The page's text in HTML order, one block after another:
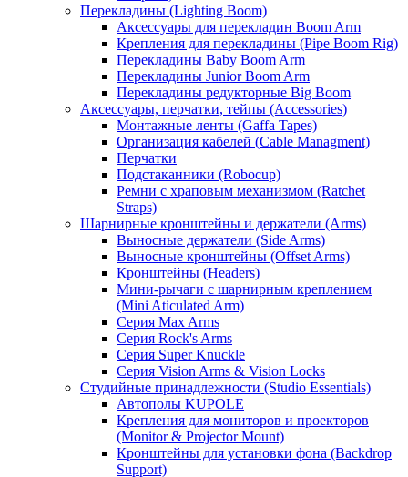
Перекладины (Lighting Boom)
Аксессуары для перекладин Boom Arm
Крепления для перекладины (Pipe Boom Rig)
Перекладины Baby Boom Arm
Перекладины Junior Boom Arm
Перекладины редукторные Big Boom
Аксессуары, перчатки, тейпы (Accessories)
Монтажные ленты (Gaffa Tapes)
Организация кабелей (Cable Managment)
Перчатки
Подстаканники (Robocup)
Ремни с храповым механизмом (Ratchet
Straps)
Шарнирные кронштейны и держатели (Arms)
Выносные держатели (Side Arms)
Выносные кронштейны (Offset Arms)
Кронштейны (Headers)
Мини-рычаги с шарнирным креплением
(Mini Aticulated Arm)
Серия Max Arms
Серия Rock's Arms
Серия Super Knuckle
Серия Vision Arms & Vision Locks
Студийные принадлежности (Studio Essentials)
Автополы KUPOLE
Крепления для мониторов и проекторов
(Monitor & Projector Mount)
Кронштейны для установки фона (Backdrop
Support)